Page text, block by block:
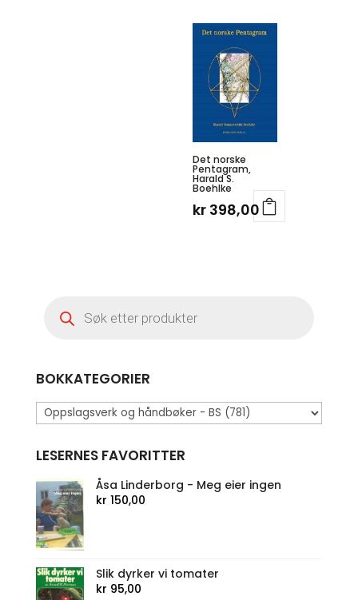
Det norske
Pentagram,
Harald S.
Boehlke
kr398,00
search
BOKKATEGORIER
LESERNES FAVORITTER
Åsa Linderborg - Meg eier ingen
kr 150,00
Slik dyrker vi tomater
kr 95,00